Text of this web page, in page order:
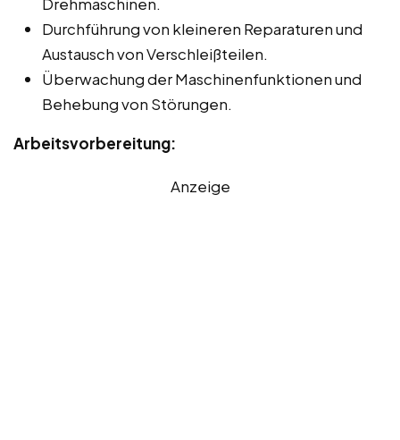
Durchführung von kleineren Reparaturen und
Austausch von Verschleißteilen.
Überwachung der Maschinenfunktionen und
Behebung von Störungen.
Arbeitsvorbereitung:
Anzeige